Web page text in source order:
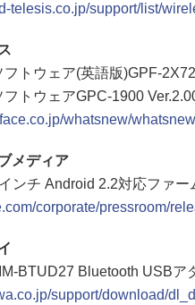
telesis.co.jp/support/list/
トウェア(英語版)GPF-
トウェアGPC-1900
whatsnew/
メディア
ンチ Android 2.2対応ファ
corporate/pressroom/
BTUD27 Bluetooth USBア
support/download/